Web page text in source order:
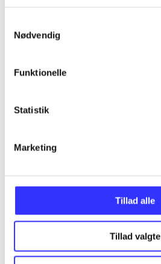
Nødvendig
Funktionelle
Statistik
Marketing
Tillad alle
Tillad valgte
Minder om